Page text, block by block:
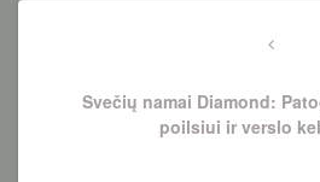
Navigacija
Svečių namai Diamond:
poilsiui ir verslo